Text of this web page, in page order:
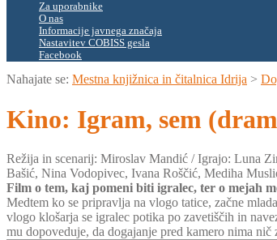
Za uporabnike
O nas
Informacije javnega značaja
Nastavitev COBISS gesla
Facebook
Nahajate se: Mestna knjižnica in čitalnica Idrija >
Kino: Igram, sem
Režija in scenarij: Miroslav Mandić / Igrajo: Luna
Bašić, Nina Vodopivec, Ivana Roščić, Mediha
Film o tem, kaj pomeni biti igralec, ter o mejah
Medtem ko se pripravlja na vlogo tatice, začne
vlogo klošarja se igralec potika po zavetiščih in
mu dopoveduje, da dogajanje pred kamero nima